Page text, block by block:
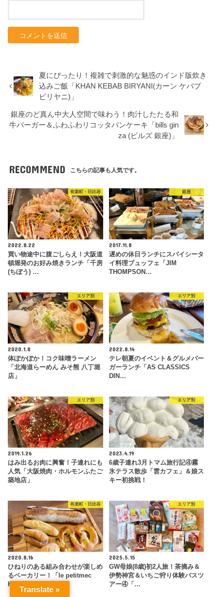
夏にぴったり！複雑で刺激的な魅惑のインド版炊き
込みご飯「KHAN KEBAB BIRYANI(カーン ケバブ
ビリヤニ)」
銀座のど真ん中大人空間で味わう！肉汁したたる和
牛バーガー＆ふわふわリコッタパンケーキ「bills gin
za (ビルズ 銀座)」
RECOMMEND こちらの記事も人気です。
有楽町・日比谷
2022.8.22
買い物途中に腹ごしらえ！大阪道
頓堀発のお好み焼きランチ「千房
(ちぼう) …
銀座
2017.11.8
遅めの休日ランチにスパイシータ
イ料理ブュッフェ「JIM
THOMPSON…
エリア別
2020.1.8
体ぽかぽか！コク味噌ラーメン
「北海道らーめん みそ熊 八丁堀
店」
エリア別
2022.8.14
テレ朝夏のイベント＆グルメバー
ガーランチ「AS CLASSICS
DIN…
エリア別
2019.1.26
はみ出るお肉に興奮！子連れにも
人気「大阪焼肉・ホルモンふたご
築地店」
エリア別
2023.4.19
6歳子連れ3月トマム旅行記④霧
氷テラス散歩「雲カフェ」＆娘ス
キー初挑戦！
有楽町・日比谷
2020.8.16
ひねりのある組み合わせが楽しめ
るベーカリー！「le petitmec
H…
エリア別
2025.5.15
GW母娘(8歳)初2人旅！茶摘み＆
伊勢神宮＆いちご狩り体験バスツ
アー④「…
Translate »